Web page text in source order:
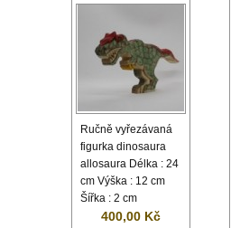
Ručně vyřezávaná
figurka dinosaura
allosaura Délka : 24
cm Výška : 12 cm
Šířka : 2 cm
400,00 Kč